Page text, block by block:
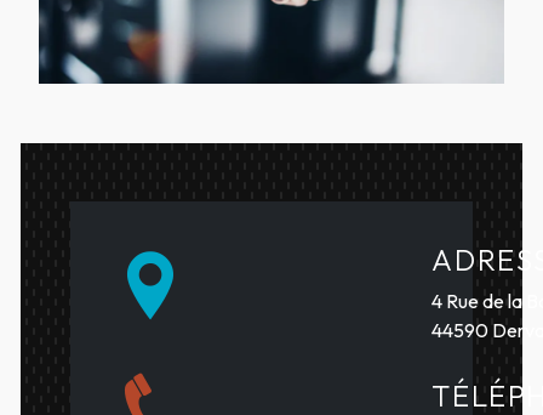
4 Rue de la
44590